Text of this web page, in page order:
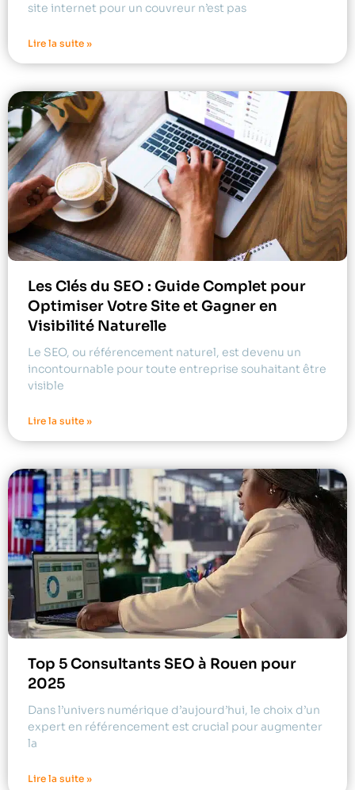
site internet pour un couvreur n’est pas
Lire la suite »
Les Clés du SEO : Guide Complet pour
Optimiser Votre Site et Gagner en
Visibilité Naturelle
Le SEO, ou référencement naturel, est devenu un
incontournable pour toute entreprise souhaitant être
visible
Lire la suite »
Top 5 Consultants SEO à Rouen pour
2025
Dans l’univers numérique d’aujourd’hui, le choix d’un
expert en référencement est crucial pour augmenter
la
Lire la suite »